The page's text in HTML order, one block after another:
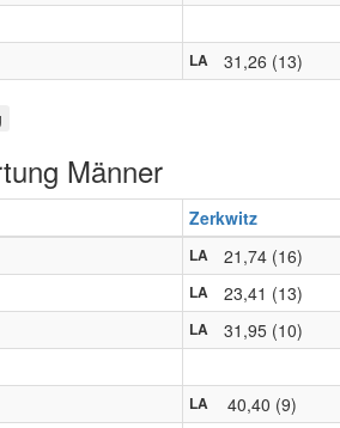
LA 31,26 (13)
Männer
Zerkwitz
LA 21,74 (16)
LA 23,41 (13)
LA 31,95 (10)
LA 40,40 (9)